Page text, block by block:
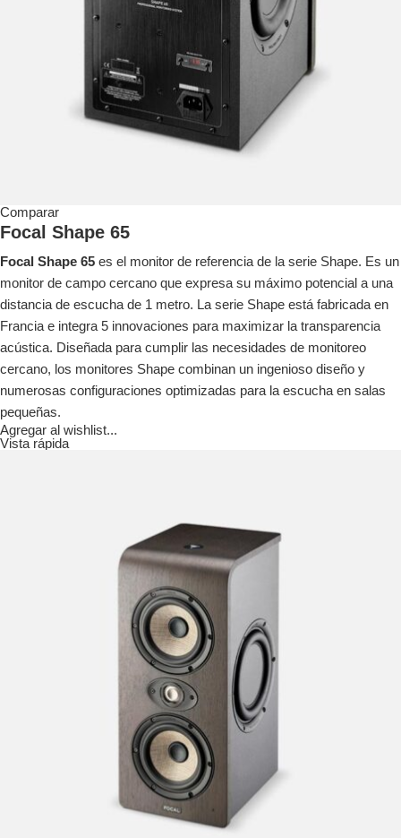
Comparar
Focal Shape 65
Focal Shape 65 es el monitor de referencia de la serie Shape. Es un
monitor de campo cercano que expresa su máximo potencial a una
distancia de escucha de 1 metro. La serie Shape está fabricada en
Francia e integra 5 innovaciones para maximizar la transparencia
acústica. Diseñada para cumplir las necesidades de monitoreo
cercano, los monitores Shape combinan un ingenioso diseño y
numerosas configuraciones optimizadas para la escucha en salas
pequeñas.
Agregar al wishlist...
Vista rápida